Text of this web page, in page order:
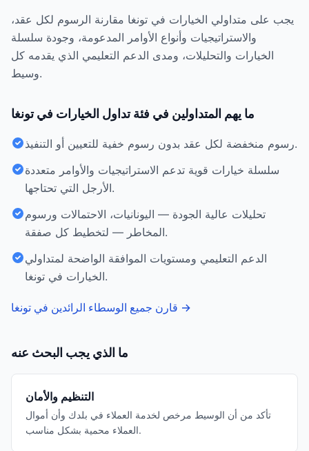
يجب على متداولي الخيارات في تونغا مقارنة الرسوم لكل عقد،
والاستراتيجيات وأنواع الأوامر المدعومة، وجودة سلسلة
الخيارات والتحليلات، ومدى الدعم التعليمي الذي يقدمه كل
وسيط.
ما يهم المتداولين في فئة تداول الخيارات في تونغا
رسوم منخفضة لكل عقد بدون رسوم خفية للتعيين أو التنفيذ.
سلسلة خيارات قوية تدعم الاستراتيجيات والأوامر متعددة
الأرجل التي تحتاجها.
تحليلات عالية الجودة — اليونانيات، الاحتمالات ورسوم
المخاطر — لتخطيط كل صفقة.
الدعم التعليمي ومستويات الموافقة الواضحة لمتداولي
الخيارات في تونغا.
قارن جميع الوسطاء الرائدين في تونغا →
ما الذي يجب البحث عنه
التنظيم والأمان
تأكد من أن الوسيط مرخص لخدمة العملاء في بلدك وأن أموال
العملاء محمية بشكل مناسب.